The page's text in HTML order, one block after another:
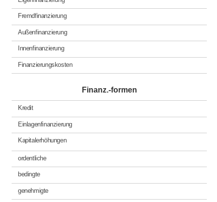
Fremdfinanzierung
Außenfinanzierung
Innenfinanzierung
Finanzierungskosten
Finanz.-formen
Kredit
Einlagenfinanzierung
Kapitalerhöhungen
ordentliche
bedingte
genehmigte